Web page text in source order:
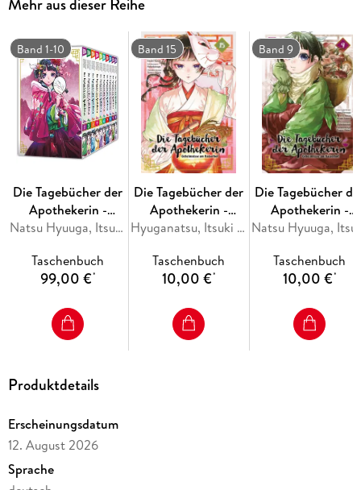
Band 1-10
Die Tagebücher der
Apothekerin -
Geheimnisse am
Schuber
Natsu Hyuuga, Itsuki Nanao
Taschenbuch
99,00 €*
Band 15
Die Tagebücher der
Apothekerin -
Geheimnisse am Hyuganatsu, Itsuki Nanao
Taschenbuch
10,00 €*
Band 9
Die Tagebücher
Apothekerin -
Geheimnisse am
Taschenbuch
10,00 €*
Produktdetails
Erscheinungsdatum
12. August 2026
Sprache